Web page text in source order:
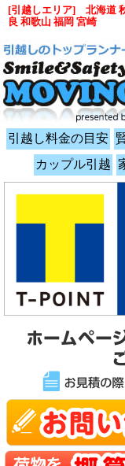
引越し料金の目安
カップル引越
[引越しエリア] 北海道
良 和歌山 福岡 宮崎